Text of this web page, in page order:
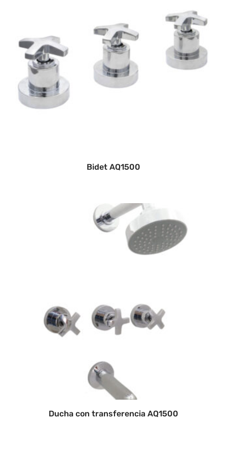
Bidet AQ1500
Ducha con transferencia AQ1500